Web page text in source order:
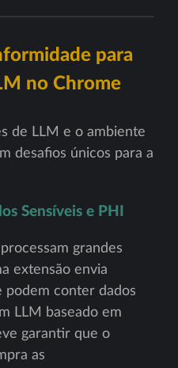
para
no Chrome
de LLM e o ambiente
desafios únicos para a
Sensíveis e PHI
grandes
extensão envia
podem conter dados
LLM baseado em
garantir que o
as